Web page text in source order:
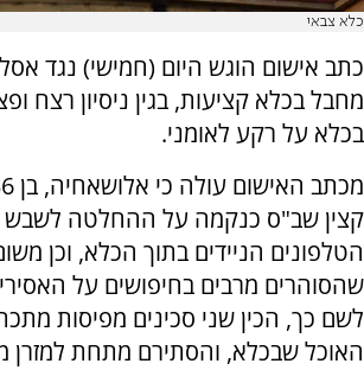
כלא צבאי
כתב אישום הוגש היום (חמישי) נגד
מחבל בכלא קציעות, בגין ניסיון רצח
בכלא על רקע לאומני.
קצין שב"ס כנקמה על ההחלטה
הטלפונים הניידים בתוך הכלא, וכן
שהסוהרים מרבים בחיפושים על
לשם כך, הכין שני סכינים מפיסות
האוכל שבכלא, והסתירם מתחת למזרן